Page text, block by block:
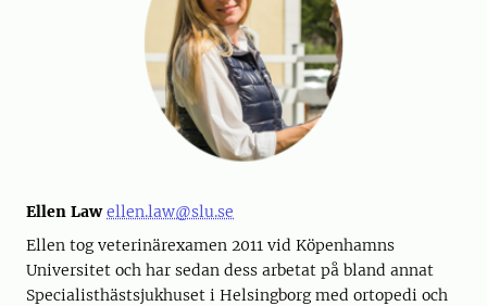
Ellen Lawellen.law@slu.se
Ellen tog veterinärexamen 2011 vid Köpenhamns
Universitet och har sedan dess arbetat på bland annat
Specialisthästsjukhuset i Helsingborg med ortopedi och